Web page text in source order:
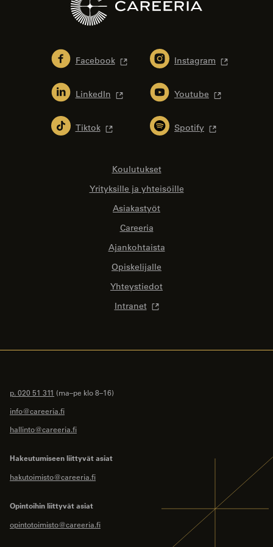
Facebook Instagram
LinkedIn Youtube
Tiktok Spotify
Koulutukset
Yrityksille ja yhteisöille
Asiakastyöt
Careeria
Ajankohtaista
Opiskelijalle
Yhteystiedot
Intranet
p. 020 51 311 (ma–pe klo 8–16)
info@careeria.fi
hallinto@careeria.fi
Hakeutumiseen liittyvät asiat
hakutoimisto@careeria.fi
Opintoihin liittyvät asiat
opintotoimisto@careeria.fi